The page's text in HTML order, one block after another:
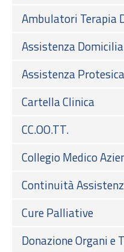
Ambulatori Terapia
Assistenza
Assistenza
Cartella Clinica
CC.OO.TT.
Collegio Medico
Continuità
Cure Palliative
Donazione Organi e